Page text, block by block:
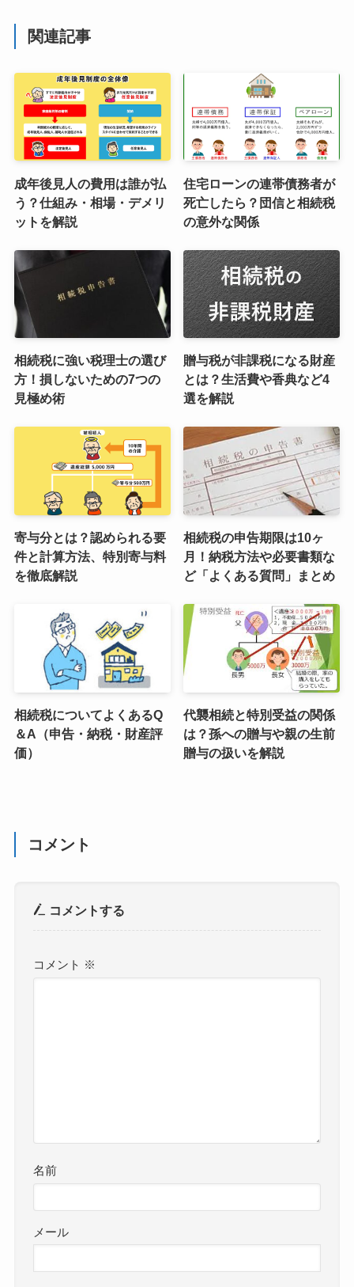
関連記事
成年後見人の費用は誰が払
う？仕組み・相場・デメリ
ットを解説
住宅ローンの連帯債務者が
死亡したら？団信と相続税
の意外な関係
相続税に強い税理士の選び
方！損しないための7つの
見極め術
贈与税が非課税になる財産
とは？生活費や香典など4
選を解説
寄与分とは？認められる要
件と計算方法、特別寄与料
を徹底解説
相続税の申告期限は10ヶ
月！納税方法や必要書類な
ど「よくある質問」まとめ
相続税についてよくあるQ
＆A（申告・納税・財産評
価）
代襲相続と特別受益の関係
は？孫への贈与や親の生前
贈与の扱いを解説
コメント
コメントする
コメント ※
名前
メール